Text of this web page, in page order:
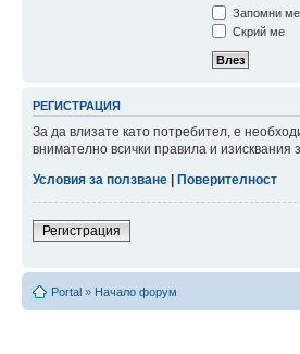
Запомни ме
Скрий ме
РЕГИСТРАЦИЯ
За да влизате като потребител, е
внимателно всички правила и изисквания
Условия за ползване | Поверителност
Регистрация
Portal » Начало форум